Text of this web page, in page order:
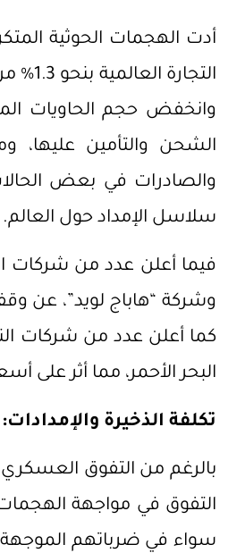
أدت الهجمات الحوثية
وانخفض حجم الحاويات
الشحن والتأمين عليها،
سلاسل الإمداد حول العالم.
فيما أعلن عدد من شركات
وشركة “هاباج لويد”، عن
كما أعلن عدد من شركات
البحر الأحمر، مما أثر على
تكلفة الذخيرة والإمدادات:
بالرغم من التفوق العسكري
التفوق في مواجهة
سواء في ضرباتهم الموجهة